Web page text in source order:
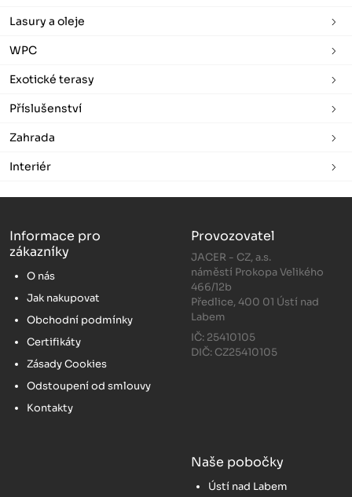
Lasury a oleje
WPC
Exotické terasy
Příslušenství
Zahrada
Interiér
Informace pro
zákazníky
O nás
Jak nakupovat
Obchodní podmínky
Certifikáty
Zásady Cookies
Odstoupení od smlouvy
Kontakty
Provozovatel
JACER - CZ, a.s.
náměstí Prokopa Velikého
466/12b
Předlice, 400 01 Ústí nad
Labem
IČ: 25410105
DIČ: CZ25410105
Naše pobočky
Ústí nad Labem